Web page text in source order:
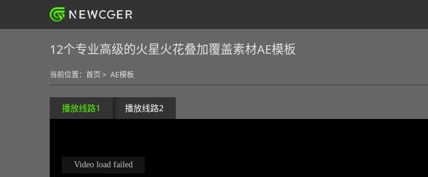
12个专业高级的火星火花叠加覆盖素材AE模板
当前位置： 首页 > AE模板
播放线路1 播放线路2